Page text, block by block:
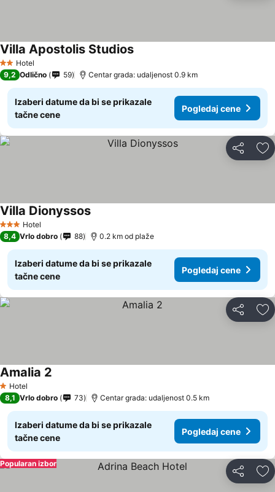
2 Zvezdice
Hotel
Villa Apostolis Studios
9,2 Odlično 59 Centar grada: udaljenost 0.9 km
Izaberi datume da bi se prikazale
tačne cene
Pogledaj cene
Deli
3 Zvezdice
Hotel
Villa Dionyssos
8,4 Vrlo dobro 88 0.2 km od plaže
Izaberi datume da bi se prikazale
tačne cene
Pogledaj cene
Deli
1 Zvezdice
Hotel
Amalia 2
8,1 Vrlo dobro 73 Centar grada: udaljenost 0.5 km
Izaberi datume da bi se prikazale
tačne cene
Pogledaj cene
Deli
Popularan izbor